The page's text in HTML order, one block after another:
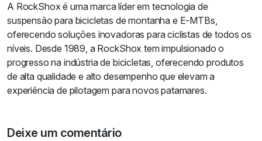
A RockShox é uma marca líder em tecnologia de
suspensão para bicicletas de montanha e E-MTBs,
oferecendo soluções inovadoras para ciclistas de todos os
níveis. Desde 1989, a RockShox tem impulsionado o
progresso na indústria de bicicletas, oferecendo produtos
de alta qualidade e alto desempenho que elevam a
experiência de pilotagem para novos patamares.
Deixe um comentário